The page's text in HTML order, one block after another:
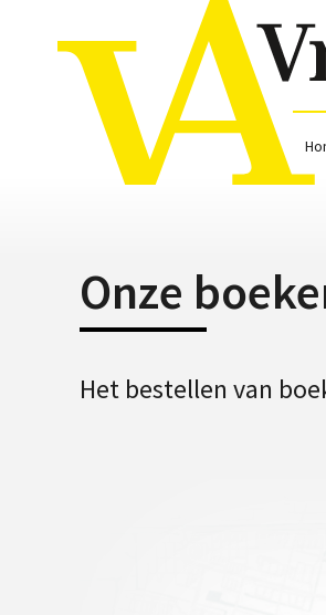
Onze
Het bestellen van